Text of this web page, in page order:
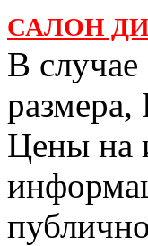
САЛОН
В случае
Цены на